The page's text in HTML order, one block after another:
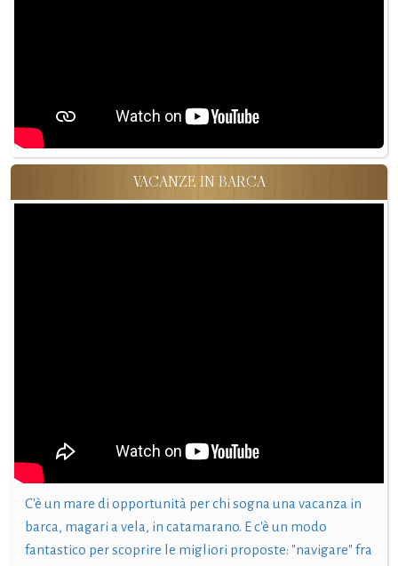
VACANZE IN BARCA
C'è un mare di opportunità per chi sogna una vacanza in
barca, magari a vela, in catamarano. E c'è un modo
fantastico per scoprire le migliori proposte: "navigare" fra